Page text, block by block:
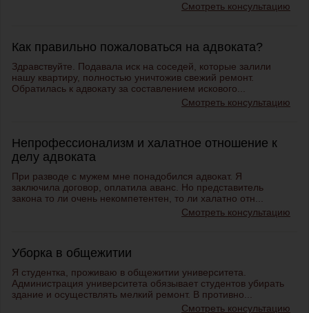
Смотреть консультацию
Как правильно пожаловаться на адвоката?
Здравствуйте. Подавала иск на соседей, которые залили
нашу квартиру, полностью уничтожив свежий ремонт.
Обратилась к адвокату за составлением искового...
Смотреть консультацию
Непрофессионализм и халатное отношение к
делу адвоката
При разводе с мужем мне понадобился адвокат. Я
заключила договор, оплатила аванс. Но представитель
закона то ли очень некомпетентен, то ли халатно отн...
Смотреть консультацию
Уборка в общежитии
Я студентка, проживаю в общежитии университета.
Администрация университета обязывает студентов убирать
здание и осуществлять мелкий ремонт. В противно...
Смотреть консультацию